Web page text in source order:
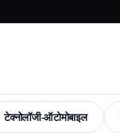
टेक्नोलॉजी-ऑटोमोबाइल
News-World-Special